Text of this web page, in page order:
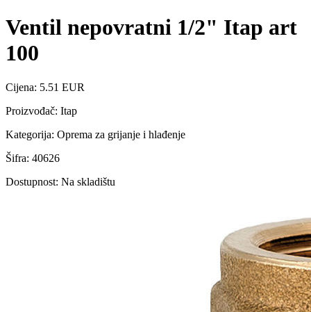
Ventil nepovratni 1/2" Itap art
100
Cijena: 5.51 EUR
Proizvođač: Itap
Kategorija: Oprema za grijanje i hlađenje
Šifra: 40626
Dostupnost: Na skladištu